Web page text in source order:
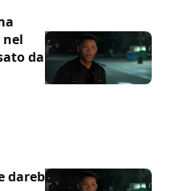
da